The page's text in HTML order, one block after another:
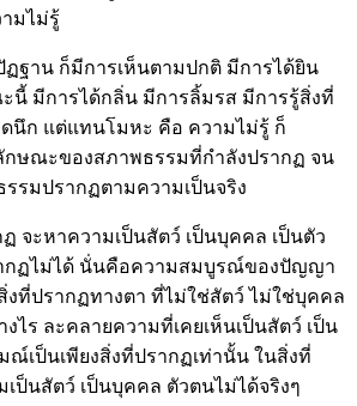
มไม่รู้
ฐาน ก็มีการเห็นตามปกติ มีการได้ยิน
นี้ มีการได้กลิ่น มีการลิ้มรส มีการรู้สิ่งที่
นึก แต่แทนโมหะ คือ ความไม่รู้ ก็
กษณะของสภาพธรรมที่กำลังปรากฏ จน
รมปรากฏตามความเป็นจริง
จะหาความเป็นสัตว์ เป็นบุคคล เป็นตัว
กฏไม่ได้ นั่นคือความสมบูรณ์ของปัญญา
ที่ปรากฏทางตา ที่ไม่ใช่สัตว์ ไม่ใช่บุคคล
ไร ละคลายความที่เคยเห็นเป็นสัตว์ เป็น
เป็นเพียงสิ่งที่ปรากฏเท่านั้น ในสิ่งที่
ป็นสัตว์ เป็นบุคคล ตัวตนไม่ได้จริงๆ